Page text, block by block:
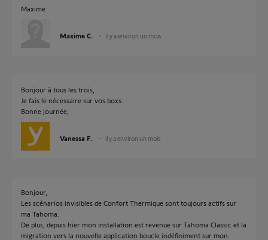
Maxime
Maxime C. il y a environ un mois
Bonjour à tous les trois,
Je fais le nécessaire sur vos boxs.
Bonne journée,
Vanessa F. il y a environ un mois
Bonjour,
Les scénarios invisibles de Confort Thermique sont toujours actifs sur
ma Tahoma.
De plus, depuis hier mon installation est revenue sur Tahoma Classic et la
migration vers la nouvelle application boucle indéfiniment sur mon